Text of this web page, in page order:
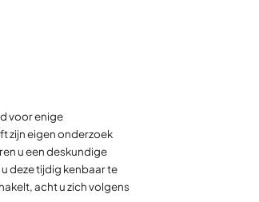
voor enige
zijn eigen onderzoek
u een deskundige
deze tijdig kenbaar te
acht u zich volgens